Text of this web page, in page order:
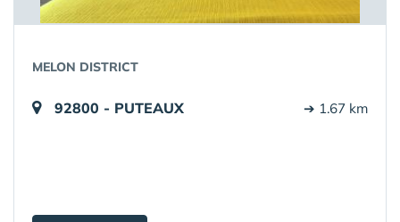
MELON DISTRICT
92800 - PUTEAUX ➔ 1.67 km